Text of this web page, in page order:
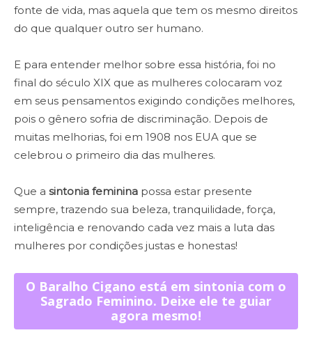
fonte de vida, mas aquela que tem os mesmo direitos
do que qualquer outro ser humano.
E para entender melhor sobre essa história, foi no
final do século XIX que as mulheres colocaram voz
em seus pensamentos exigindo condições melhores,
pois o gênero sofria de discriminação. Depois de
muitas melhorias, foi em 1908 nos EUA que se
celebrou o primeiro dia das mulheres.
Que a sintonia feminina possa estar presente
sempre, trazendo sua beleza, tranquilidade, força,
inteligência e renovando cada vez mais a luta das
mulheres por condições justas e honestas!
O Baralho Cigano está em sintonia com o
Sagrado Feminino. Deixe ele te guiar
agora mesmo!